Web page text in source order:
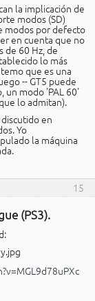
la implicación de
modos (SD)
modos por defecto
en cuenta que no
de 60 Hz, de
lo más
que es una
-- GT5 puede
un modo 'PAL 60'
lo admitan).
en
Yo
la máquina
15
(PS3).